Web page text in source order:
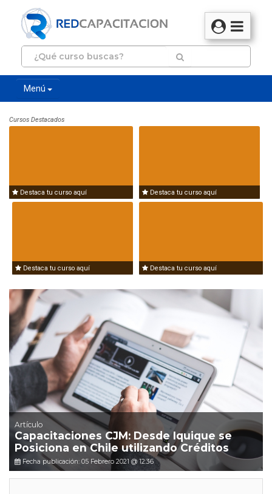
Menú
Cursos Destacados
Destaca tu curso aquí Destaca tu curso aquí
Destaca tu curso aquí Destaca tu curso aquí
Artículo
Capacitaciones CJM: Desde Iquique se
Posiciona en Chile utilizando Créditos
Fecha publicación: 05 Febrero 2021 @ 12:36